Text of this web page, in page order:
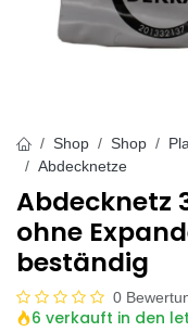
Shop Shop
Abdecknetze
Abdecknetz
ohne
beständig
0
6 verkauft in den